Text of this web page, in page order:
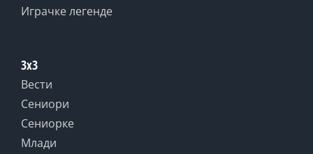
Играчке легенде
3x3
Вести
Сениори
Сениорке
Млади